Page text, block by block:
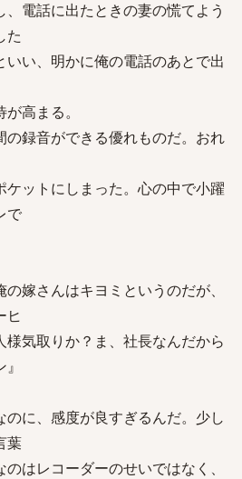
電話に出たときの妻の慌てよう
た
いい、明かに俺の電話のあとで出
が高まる。
の録音ができる優れものだ。おれ
ットにしまった。心の中で小躍
で
嫁さんはキヨミというのだが、
ヒ
気取りか？ま、社長なんだから
に、感度が良すぎるんだ。少し
葉
はレコーダーのせいではなく、